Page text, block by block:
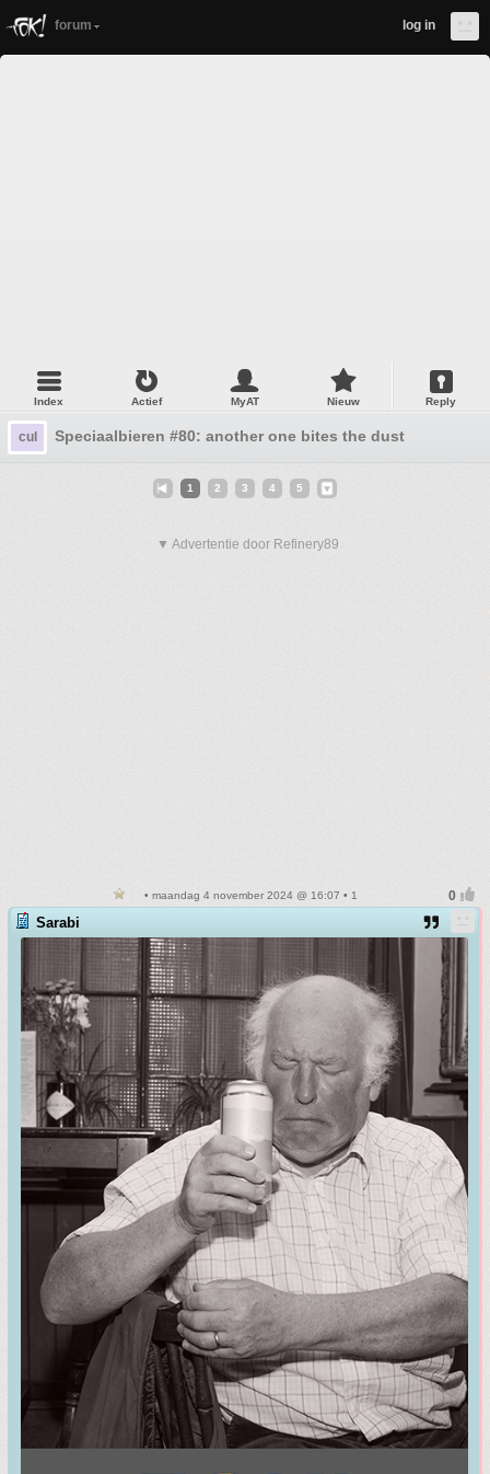
forum log in
Index Actief MyAT Nieuw Reply
cul Speciaalbieren #80: another one bites the dust
1 2 3 4 5
▼ Advertentie door Refinery89
• maandag 4 november 2024 @ 16:07 • 1
Sarabi